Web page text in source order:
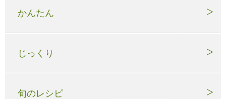
かんたん
じっくり
旬のレシピ